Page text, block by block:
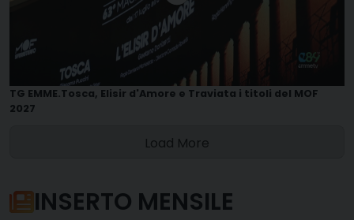
TG EMME.Tosca, Elisir d'Amore e Traviata i titoli del MOF
2027
Load More
INSERTO MENSILE